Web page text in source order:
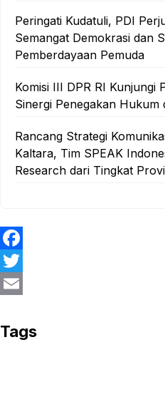
Peringati Kudatuli, PDI
Semangat Demokrasi dan
Pemberdayaan Pemuda
Komisi III DPR RI Kunjungi
Sinergi Penegakan Hukum
Rancang Strategi
Kaltara, Tim SPEAK
Research dari Tingkat
F
a
e
T
im
Tags